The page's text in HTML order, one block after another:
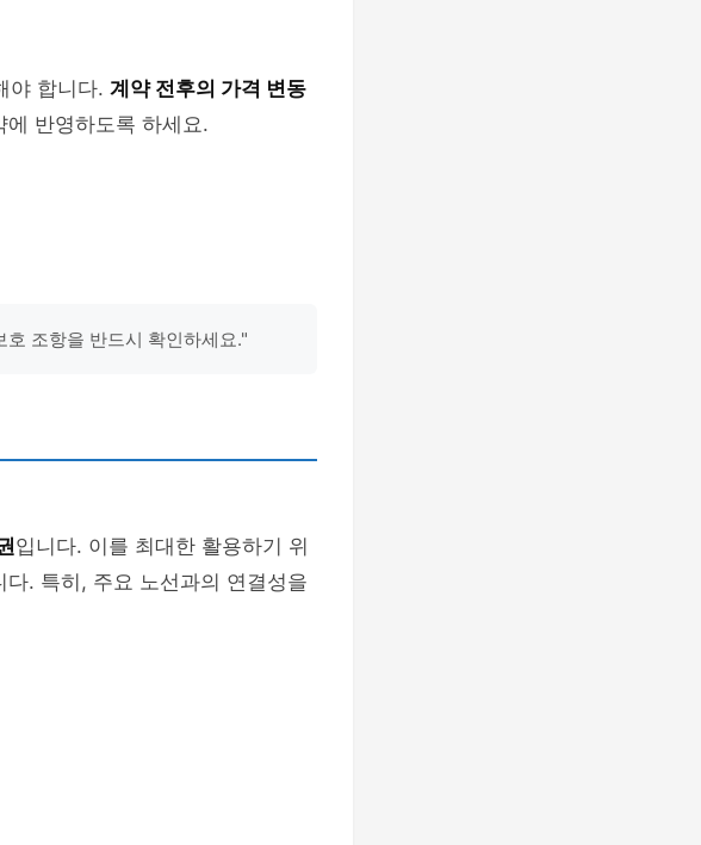
야 합니다. 계약 전후의 가격 변동
반영하도록 하세요.
조항을 반드시 확인하세요."
입니다. 이를 최대한 활용하기 위
. 특히, 주요 노선과의 연결성을